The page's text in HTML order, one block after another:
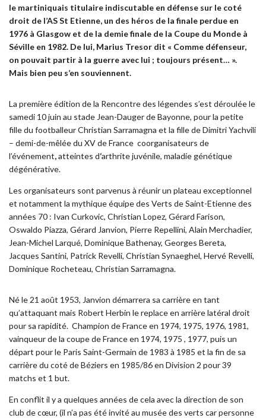
le martiniquais titulaire indiscutable en défense sur le coté
droit de l’AS St Etienne, un des héros de la finale perdue en
1976 à Glasgow et de la demie finale de la Coupe du Monde à
Séville en 1982. De lui, Marius Tresor dit « Comme défenseur,
on pouvait partir à la guerre avec lui ; toujours présent… ».
Mais bien peu s’en souviennent.
La première édition de la Rencontre des légendes s’est déroulée le
samedi 10 juin au stade Jean-Dauger de Bayonne, pour la petite
fille du footballeur Christian Sarramagna et la fille de Dimitri Yachvili
– demi-de-mêlée du XV de France coorganisateurs de
l’événement,atteintes d‘arthrite juvénile, maladie génétique
dégénérative.
Les organisateurs sont parvenus à réunir un plateau exceptionnel
et notamment la mythique équipe des Verts de Saint-Etienne des
années 70 : Ivan Curkovic, Christian Lopez, Gérard Farison,
Oswaldo Piazza, Gérard Janvion, Pierre Repellini, Alain Merchadier,
Jean-Michel Larqué, Dominique Bathenay, Georges Bereta,
Jacques Santini, Patrick Revelli, Christian Synaeghel, Hervé Revelli,
Dominique Rocheteau, Christian Sarramagna.
Né le 21 août 1953, Janvion démarrera sa carrière en tant
qu’attaquant mais Robert Herbin le replace en arrière latéral droit
pour sa rapidité. Champion de France en 1974, 1975, 1976, 1981,
vainqueur de la coupe de France en 1974, 1975 , 1977, puis un
départ pour le Paris Saint-Germain de 1983 à 1985 et la fin de sa
carrière du coté de Béziers en 1985/86 en Division 2 pour 39
matchs et 1 but.
En conflit il y a quelques années de cela avec la direction de son
club de cœur, (il n’a pas été invité au musée des verts car personne